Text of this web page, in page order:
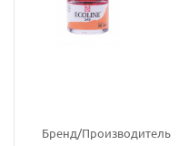
Бренд/Производитель